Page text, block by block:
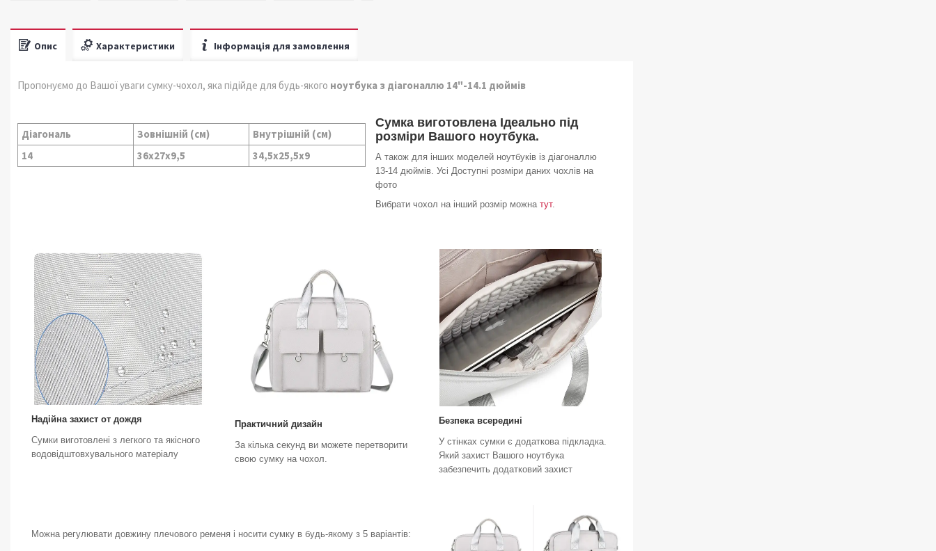
Опис Характеристики Інформація для замовлення
Пропонуємо до Вашої уваги сумку-чохол, яка підійде для будь-якого ноутбука з діагоналлю 14"-14.1 дюймів
Діагональ Зовнішній (см)
Внутрішній (см)
14
36х27х9,5 34,5х25,5х9
Сумка виготовлена Ідеально під
розміри Вашого ноутбука.
А також для інших моделей ноутбуків із діагоналлю
13-14 дюймів. Усі Доступні розміри даних чохлів на
фото
Вибрати чохол на інший розмір можна тут.
Надійна захист от дождя
Сумки виготовлені з легкого та якісного
водовідштовхувального матеріалу
Практичний дизайн
За кілька секунд ви можете перетворити
свою сумку на чохол.
Безпека всередині
У стінках сумки є додаткова підкладка.
Який захист Вашого ноутбука
забезпечить додатковий захист
Можна регулювати довжину плечового ременя і носити сумку в будь-якому з 5 варіантів: